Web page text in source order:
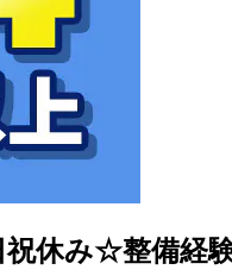
休み☆整備経